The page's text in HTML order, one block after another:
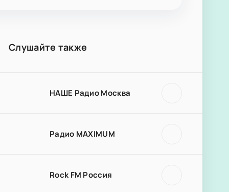
Слушайте также
НАШЕ Радио Москва
Радио MAXIMUM
Rock FM Россия